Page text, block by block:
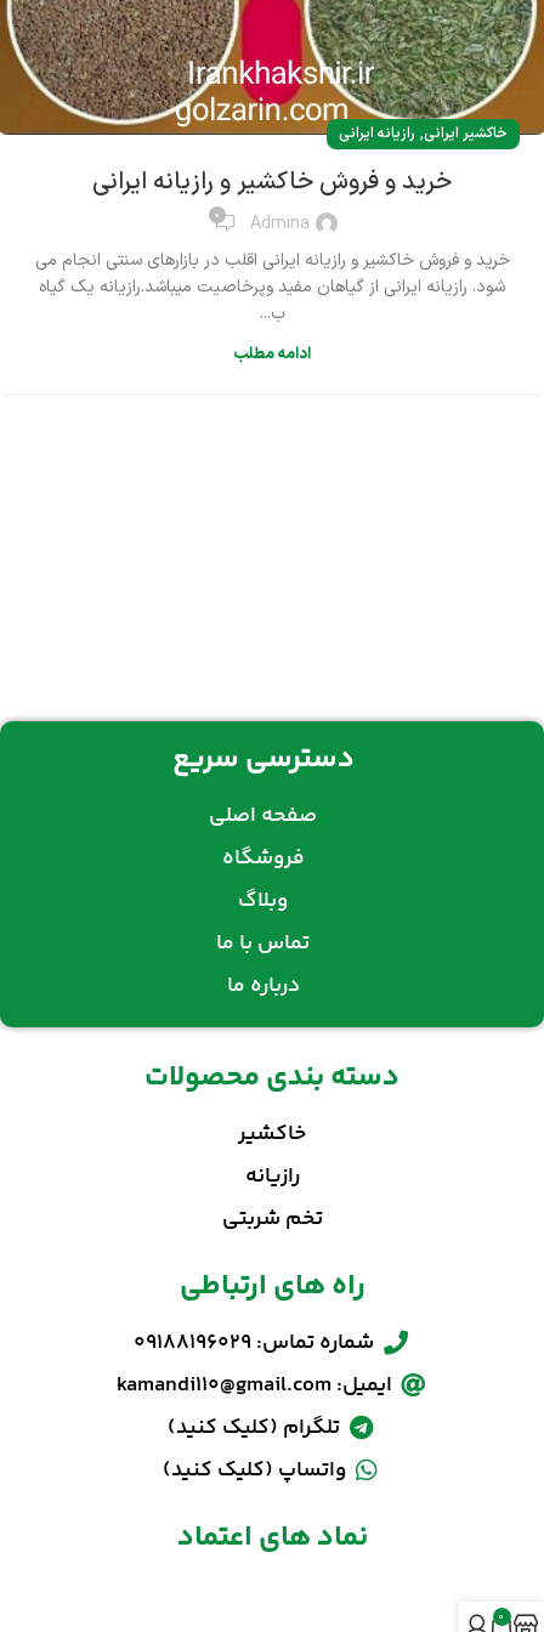
خاکشیر ایرانی, رازیانه ایرانی
خرید و فروش خاکشیر و رازیانه ایرانی
Admina
0
خرید و فروش خاکشیر و رازیانه ایرانی اقلب در بازارهای سنتی انجام می
شود. رازیانه ایرانی از گیاهان مفید وپرخاصیت میباشد.رازیانه یک گیاه
ب...
ادامه مطلب
دسترسی سریع
صفحه اصلی
فروشگاه
وبلاگ
تماس با ما
درباره ما
دسته بندی محصولات
خاکشیر
رازیانه
تخم شربتی
راه های ارتباطی
شماره تماس: 09188196029
ایمیل: kamandi110@gmail.com
تلگرام (کلیک کنید)
واتساپ (کلیک کنید)
نماد های اعتماد
0